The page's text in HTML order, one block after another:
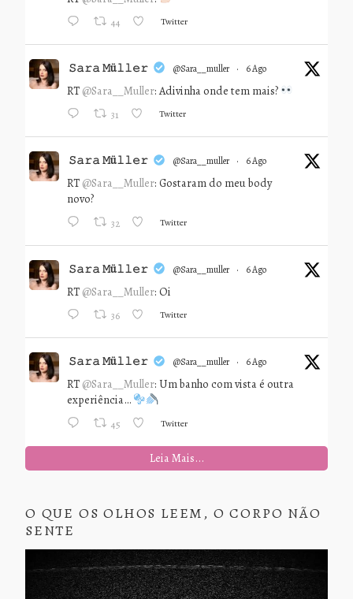
44 Twitter
𝚂𝚊𝚛𝚊 𝙼ü𝚕𝚕𝚎𝚛 @sara__muller · 6 Ago
RT @Sara__Muller: Adivinha onde tem mais?
31 Twitter
𝚂𝚊𝚛𝚊 𝙼ü𝚕𝚕𝚎𝚛 @sara__muller · 6 Ago
RT @Sara__Muller: Gostaram do meu body
novo?
32 Twitter
𝚂𝚊𝚛𝚊 𝙼ü𝚕𝚕𝚎𝚛 @sara__muller · 6 Ago
RT @Sara__Muller: Oi
36 Twitter
𝚂𝚊𝚛𝚊 𝙼ü𝚕𝚕𝚎𝚛 @sara__muller · 6 Ago
RT @Sara__Muller: Um banho com vista é outra
experiência…
45 Twitter
Leia Mais...
O QUE OS OLHOS LEEM, O CORPO NÃO
SENTE
de
vídeo